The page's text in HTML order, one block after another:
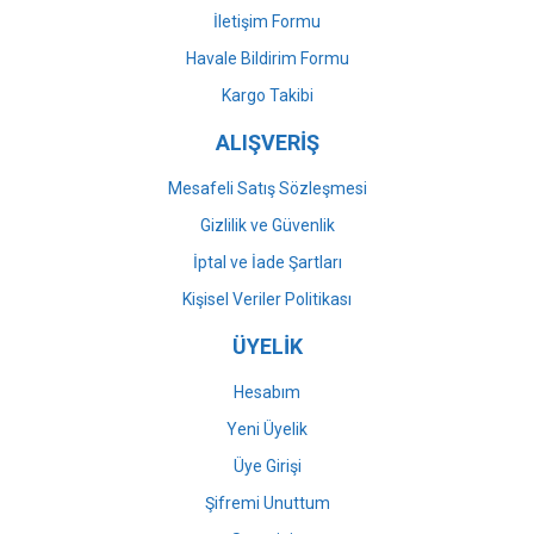
Gönder
İletişim Formu
Havale Bildirim Formu
Kargo Takibi
ALIŞVERİŞ
Mesafeli Satış Sözleşmesi
Gizlilik ve Güvenlik
İptal ve İade Şartları
Kişisel Veriler Politikası
ÜYELİK
Hesabım
Yeni Üyelik
Üye Girişi
Şifremi Unuttum